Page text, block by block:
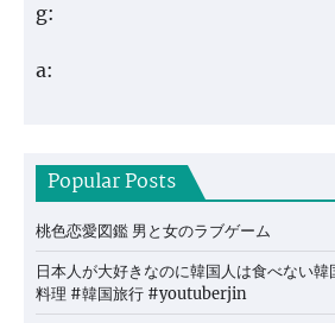
g:
a:
Popular Posts
桃色恋愛図鑑 男と女のラブゲーム
日本人が大好きなのに韓国人は食べない
料理 #韓国旅行 #youtuberjin